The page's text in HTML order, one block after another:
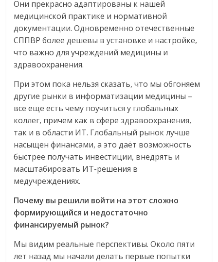
Они прекрасно адаптированы к нашей
медицинской практике и нормативной
документации. Одновременно отечественные
СППВР более дешевы в установке и настройке,
что важно для учреждений медицины и
здравоохранения.
При этом пока нельзя сказать, что мы обгоняем
другие рынки в информатизации медицины –
все еще есть чему поучиться у глобальных
коллег, причем как в сфере здравоохранения,
так и в области ИТ. Глобальный рынок лучше
насыщен финансами, а это даёт возможность
быстрее получать инвестиции, внедрять и
масштабировать ИТ-решения в
медучреждениях.
Почему вы решили войти на этот сложно
формирующийся и недостаточно
финансируемый рынок?
Мы видим реальные перспективы. Около пяти
лет назад мы начали делать первые попытки